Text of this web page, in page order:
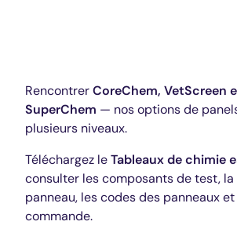
RencontrerCoreChem, VetScreen
SuperChem — nos options de
plusieurs niveaux.
Téléchargez leTableaux de chimie
consulter les composants de test,
panneau, les codes des panneaux
commande.